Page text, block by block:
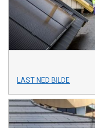
LAST NED BILDE